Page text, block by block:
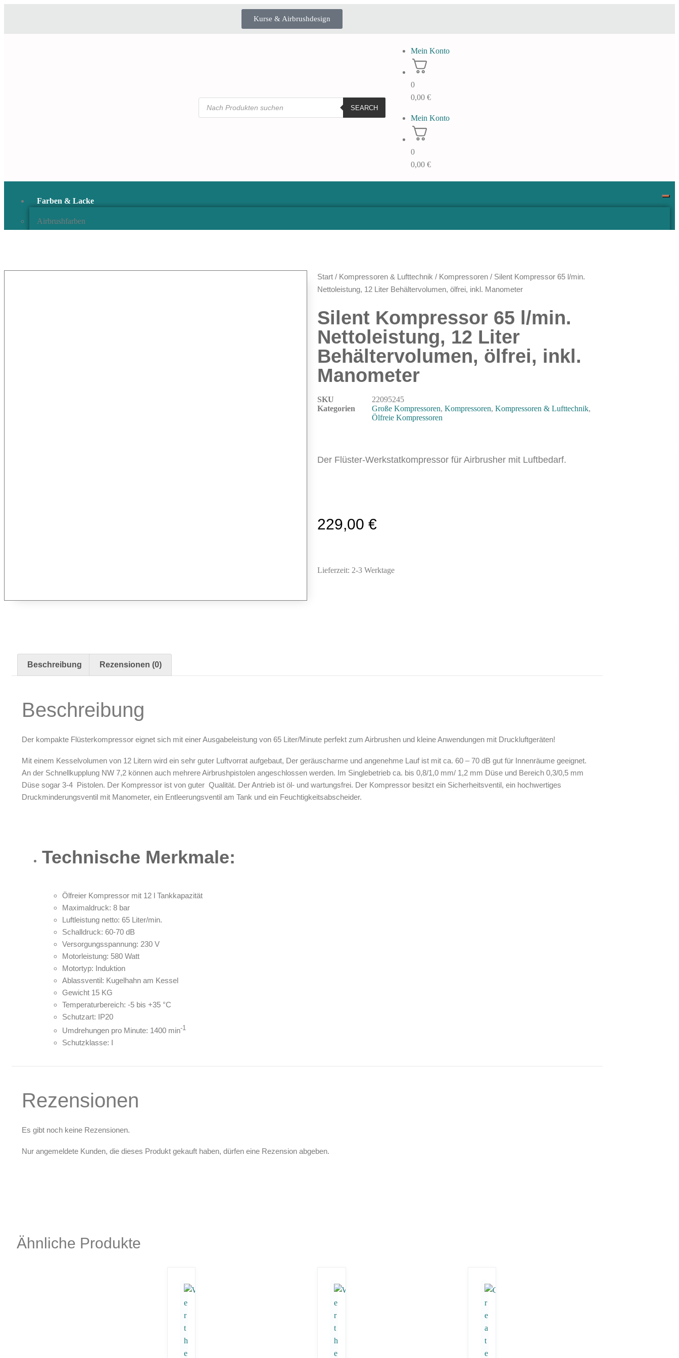
Kurse & Airbrushdesign
SEARCH
Mein Konto
0
0,00 €
Mein Konto
0
0,00 €
Farben & Lacke
Airbrushfarben
Farbzusätze & Verdünner
Reinigung & Pflege
Airbrush-Reiniger
Luftreinigung & Filter
Zubehör & Ausstattung
Arbeitsplatz & Zubehör
Leerbehälter & Mischzubehör
Spezialliteratur & Anleitungen
Gutscheine
Start / Kompressoren & Lufttechnik / Kompressoren / Silent Kompressor 65 l/min.
Nettoleistung, 12 Liter Behältervolumen, ölfrei, inkl. Manometer
Silent Kompressor 65 l/min.
Nettoleistung, 12 Liter
Behältervolumen, ölfrei, inkl.
Manometer
SKU
22095245
Kategorien
Große Kompressoren, Kompressoren, Kompressoren & Lufttechnik,
Ölfreie Kompressoren
Der Flüster-Werkstatkompressor für Airbrusher mit Luftbedarf.
229,00 €
Lieferzeit: 2-3 Werktage
Beschreibung Rezensionen (0)
Beschreibung
Der kompakte Flüsterkompressor eignet sich mit einer Ausgabeleistung von 65 Liter/Minute perfekt zum Airbrushen und kleine Anwendungen mit Druckluftgeräten!
Mit einem Kesselvolumen von 12 Litern wird ein sehr guter Luftvorrat aufgebaut, Der geräuscharme und angenehme Lauf ist mit ca. 60 – 70 dB gut für Innenräume geeignet.
An der Schnellkupplung NW 7,2 können auch mehrere Airbrushpistolen angeschlossen werden. Im Singlebetrieb ca. bis 0,8/1,0 mm/ 1,2 mm Düse und Bereich 0,3/0,5 mm
Düse sogar 3-4 Pistolen. Der Kompressor ist von guter Qualität. Der Antrieb ist öl- und wartungsfrei. Der Kompressor besitzt ein Sicherheitsventil, ein hochwertiges
Druckminderungsventil mit Manometer, ein Entleerungsventil am Tank und ein Feuchtigkeitsabscheider.
Technische Merkmale:
Ölfreier Kompressor mit 12 l Tankkapazität
Maximaldruck: 8 bar
Luftleistung netto: 65 Liter/min.
Schalldruck: 60-70 dB
Versorgungsspannung: 230 V
Motorleistung: 580 Watt
Motortyp: Induktion
Ablassventil: Kugelhahn am Kessel
Gewicht 15 KG
Temperaturbereich: -5 bis +35 °C
Schutzart: IP20
Umdrehungen pro Minute: 1400 min-1
Schutzklasse: I
Rezensionen
Es gibt noch keine Rezensionen.
Nur angemeldete Kunden, die dieses Produkt gekauft haben, dürfen eine Rezension abgeben.
Ähnliche Produkte